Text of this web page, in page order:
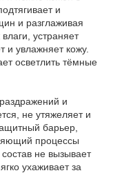
и
и разглаживая
устраняет
и увлажняет кожу.
осветлить тёмные
и
не утяжеляет и
барьер,
процессы
не вызывает
ухаживает за